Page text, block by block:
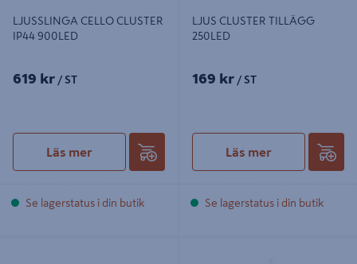
LJUSSLINGA CELLO CLUSTER
IP44 900LED
619 kr / ST
Läs mer
Se lagerstatus i din butik
LJUS CLUSTER TILLÄGG
250LED
169 kr / ST
Läs mer
Se lagerstatus i din butik